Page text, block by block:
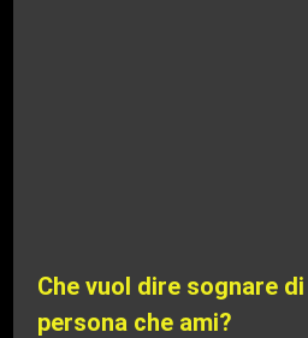
Che vuol dire sognare
persona che ami?